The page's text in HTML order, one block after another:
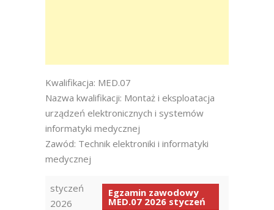
Kwalifikacja: MED.07
Nazwa kwalifikacji: Montaż i eksploatacja
urządzeń elektronicznych i systemów
informatyki medycznej
Zawód: Technik elektroniki i informatyki
medycznej
styczeń
2026
Egzamin zawodowy
MED.07 2026 styczeń